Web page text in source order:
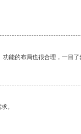
能的布局也很合理，一目了
。